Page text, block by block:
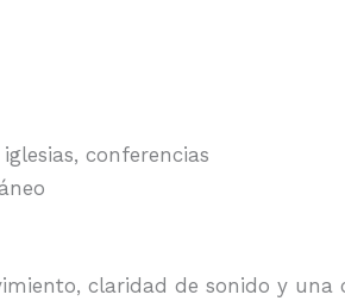
conferencias
claridad de sonido y una